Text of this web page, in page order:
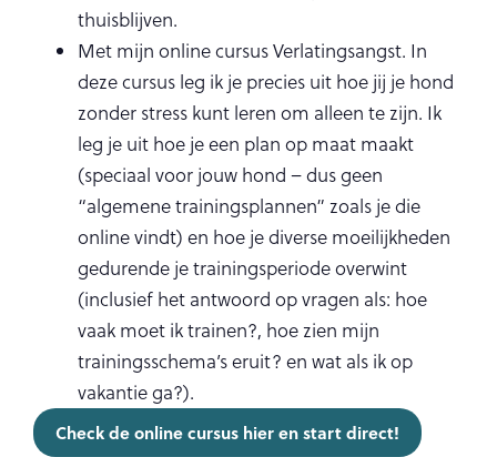
thuisblijven.
Met mijn online cursus Verlatingsangst. In
deze cursus leg ik je precies uit hoe jij je hond
zonder stress kunt leren om alleen te zijn. Ik
leg je uit hoe je een plan op maat maakt
(speciaal voor jouw hond – dus geen
“algemene trainingsplannen” zoals je die
online vindt) en hoe je diverse moeilijkheden
gedurende je trainingsperiode overwint
(inclusief het antwoord op vragen als: hoe
vaak moet ik trainen?, hoe zien mijn
trainingsschema’s eruit? en wat als ik op
vakantie ga?).
Check de online cursus hier en start direct!